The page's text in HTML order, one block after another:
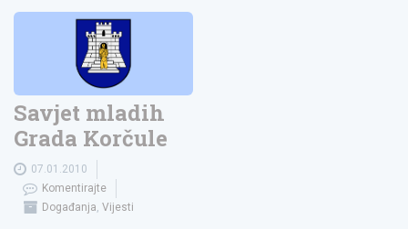
Savjet mladih
Grada Korčule
07.01.2010
Komentirajte
Događanja, Vijesti